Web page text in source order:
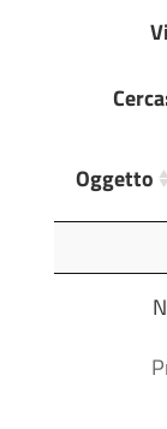
Oggetto